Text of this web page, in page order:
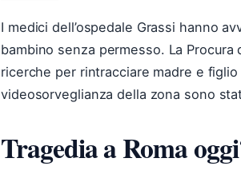
I medici dell’ospedale Grassi hanno
bambino senza permesso. La
ricerche per rintracciare madre e
videosorveglianza della zona sono
Tragedia a Roma